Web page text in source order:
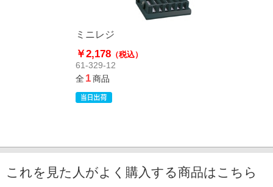
ミニレジ
￥2,178（税込）
61-329-12
全1商品
これを見た人がよく購入する商品はこちら